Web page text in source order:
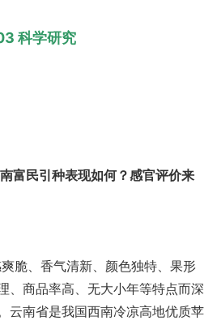
科学研究
富民引种表现如何？感官评价来
爽脆、香气清新、颜色独特、果形
、商品率高、无大小年等特点而深
云南省是我国西南冷凉高地优质苹